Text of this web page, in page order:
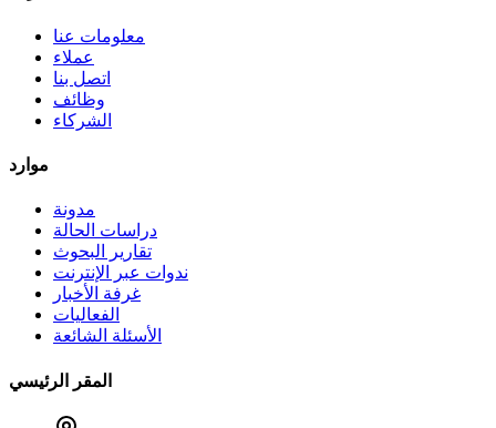
معلومات عنا
عملاء
اتصل بنا
وظائف
الشركاء
موارد
مدونة
دراسات الحالة
تقارير البحوث
ندوات عبر الإنترنت
غرفة الأخبار
الفعاليات
الأسئلة الشائعة
المقر الرئيسي